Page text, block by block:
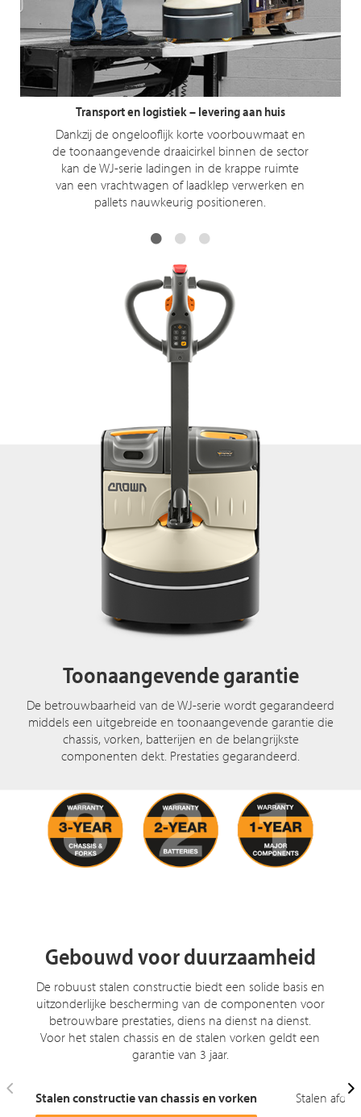
Detailhandel – voorraadaanvulling
Dankzij het compacte formaat en de
rijsnelheid tot 5 km/u kunnen bestuurders
snel en efficiënt aanvullingstaken
uitvoeren.
Toonaangevende garantie
De betrouwbaarheid van de WJ-serie wordt gegarandeerd
middels een uitgebreide en toonaangevende garantie die
chassis, vorken, batterijen en de belangrijkste
componenten dekt. Prestaties gegarandeerd.
Gebouwd voor duurzaamheid
De robuust stalen constructie biedt een solide basis en
uitzonderlijke bescherming van de componenten voor
betrouwbare prestaties, diens na dienst na dienst.
Voor het stalen chassis en de stalen vorken geldt een
garantie van 3 jaar.
Stalen constructie van chassis en vorken Stalen